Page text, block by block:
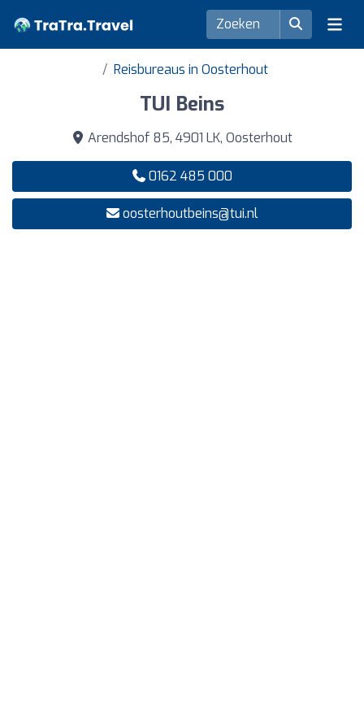
Reisbureaus in Oosterhout
TUI Beins
Arendshof 85, 4901 LK, Oosterhout
0162 485 000
oosterhoutbeins@tui.nl